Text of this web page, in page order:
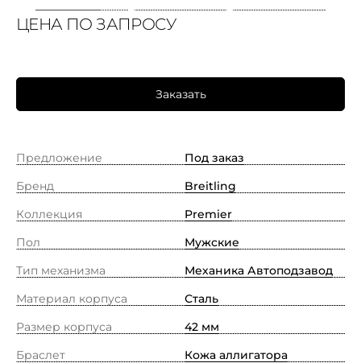
ЦЕНА ПО ЗАПРОСУ
Заказать
Предложение
Под заказ
Бренд
Breitling
Коллекция
Premier
Пол
Мужские
Тип механизма
Механика Автоподзавод
Материал корпуса
Сталь
Размер корпуса
42 мм
Браслет
Кожа аллигатора